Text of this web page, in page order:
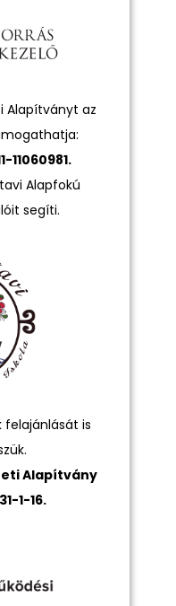
Alapítványt az
11060981.
Alapfokú
segíti.
felajánlását is
Alapítvány
1-16.